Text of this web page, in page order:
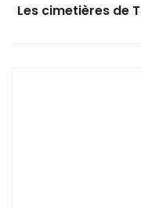
Les cimetières de